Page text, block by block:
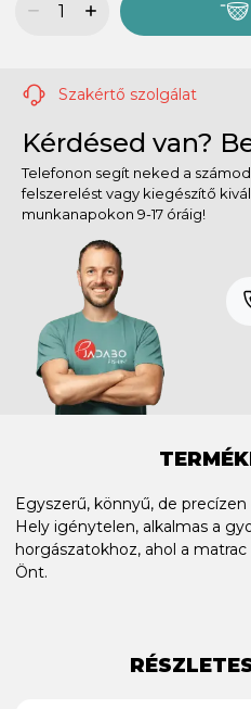
Szakértő szolgálat
Kérdésed van?
Telefonon segít neked a
felszerelést vagy kiegészítő
munkanapokon 9-17 óráig!
Egyszerű, könnyű, de
Hely igénytelen, alkalmas a
horgászatokhoz, ahol a
Önt.